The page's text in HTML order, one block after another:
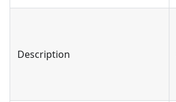
Description